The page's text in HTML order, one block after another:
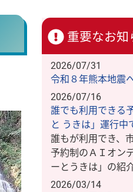
重要なお知
2026/07/31
令和８年熊本地震
2026/07/16
誰でも利用できる
と うきは」運行中
誰もが利用でき、
予約制のＡＩオン
ーとうきは」の紹
2026/03/14